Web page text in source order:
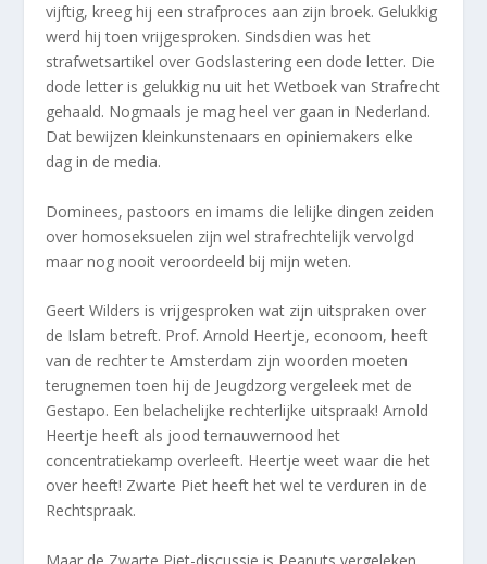
vijftig, kreeg hij een strafproces aan zijn broek. Gelukkig
werd hij toen vrijgesproken. Sindsdien was het
strafwetsartikel over Godslastering een dode letter. Die
dode letter is gelukkig nu uit het Wetboek van Strafrecht
gehaald. Nogmaals je mag heel ver gaan in Nederland.
Dat bewijzen kleinkunstenaars en opiniemakers elke
dag in de media.
Dominees, pastoors en imams die lelijke dingen zeiden
over homoseksuelen zijn wel strafrechtelijk vervolgd
maar nog nooit veroordeeld bij mijn weten.
Geert Wilders is vrijgesproken wat zijn uitspraken over
de Islam betreft. Prof. Arnold Heertje, econoom, heeft
van de rechter te Amsterdam zijn woorden moeten
terugnemen toen hij de Jeugdzorg vergeleek met de
Gestapo. Een belachelijke rechterlijke uitspraak! Arnold
Heertje heeft als jood ternauwernood het
concentratiekamp overleeft. Heertje weet waar die het
over heeft! Zwarte Piet heeft het wel te verduren in de
Rechtspraak.
Maar de Zwarte Piet-discussie is Peanuts vergeleken